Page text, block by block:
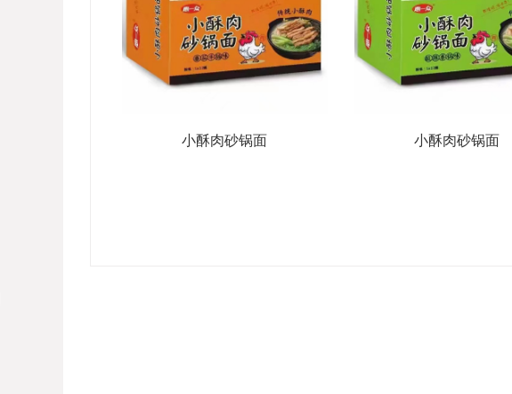
小酥肉砂锅面 小酥肉砂锅面